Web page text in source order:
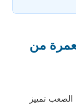
من
تمييز